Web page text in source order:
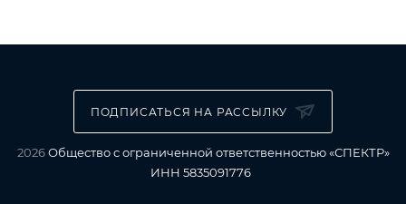
ПОДПИСАТЬСЯ НА РАССЫЛКУ
2026Общество с ограниченной ответственностью «СПЕКТР»
ИНН 5835091776